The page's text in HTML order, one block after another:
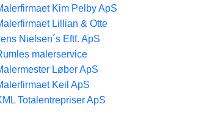
Kim Pelby ApS
Lillian & Otte
Nielsen´s Eftf. ApS
malerservice
Løber ApS
Keil ApS
Totalentrepriser ApS